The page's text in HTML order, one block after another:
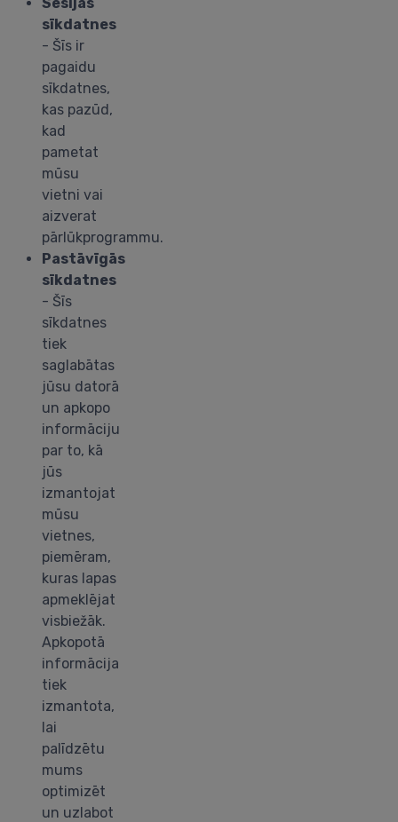
sīkdatnes
- Šīs ir
pagaidu
sīkdatnes,
kas pazūd,
kad
pametat
mūsu
vietni vai
aizverat
pārlūkprogrammu.
Pastāvīgās
sīkdatnes
- Šīs
sīkdatnes
tiek
saglabātas
jūsu datorā
un apkopo
informāciju
par to, kā
jūs
izmantojat
mūsu
vietnes,
piemēram,
kuras lapas
apmeklējat
visbiežāk.
Apkopotā
informācija
tiek
izmantota,
lai
palīdzētu
mums
optimizēt
un uzlabot